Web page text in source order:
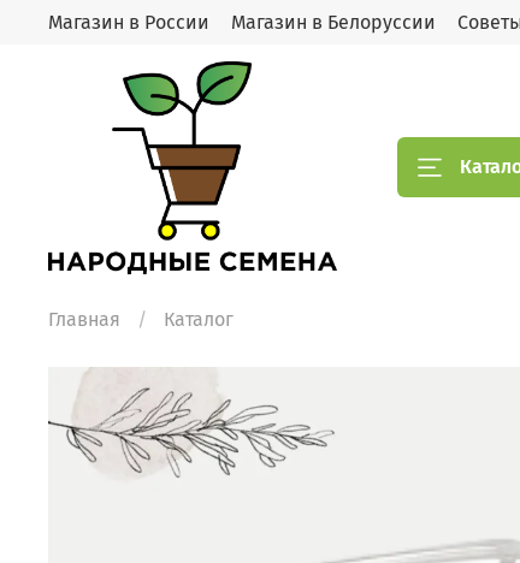
Магазин в России Магазин в Белоруссии
Главная Каталог